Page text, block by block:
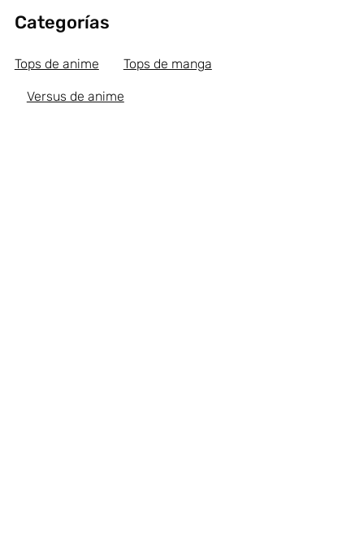
Categorías
Tops de anime Tops de manga
Versus de anime